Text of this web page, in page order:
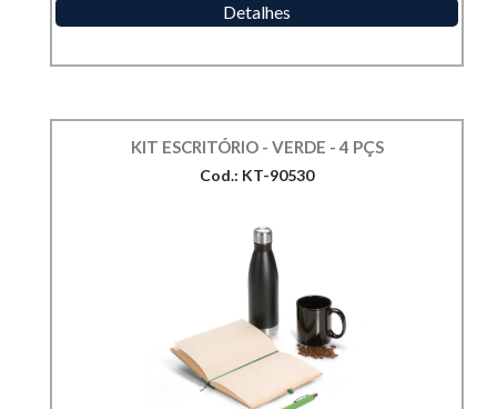
Detalhes
KIT ESCRITÓRIO - VERDE - 4 PÇS
Cod.: KT-90530